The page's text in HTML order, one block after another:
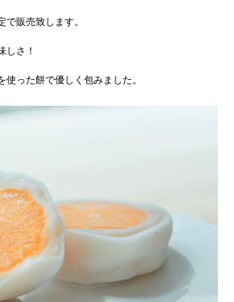
販売致します。
しさ！
った餅で優しく包みました。